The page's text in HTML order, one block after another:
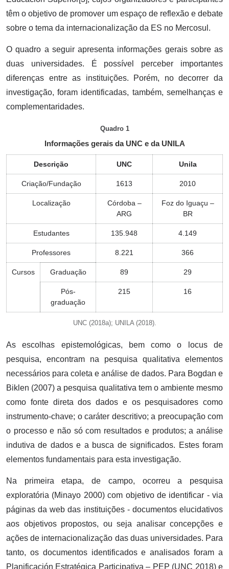
têm o objetivo de promover um espaço de reflexão e debate
sobre o tema da internacionalização da ES no Mercosul.
O quadro a seguir apresenta informações gerais sobre as
duas universidades. É possível perceber importantes
diferenças entre as instituições. Porém, no decorrer da
investigação, foram identificadas, também, semelhanças e
complementaridades.
Quadro 1
Informações gerais da UNC e da UNILA
Descrição UNC Unila
Criação/Fundação 1613 2010
Localização
Córdoba –
ARG
Foz do Iguaçu –
BR
Estudantes 135.948 4.149
Professores 8.221 366
Cursos Graduação 89 29
Pós-
graduação
215 16
UNC (2018a); UNILA (2018).
As escolhas epistemológicas, bem como o locus de
pesquisa, encontram na pesquisa qualitativa elementos
necessários para coleta e análise de dados. Para Bogdan e
Biklen (2007) a pesquisa qualitativa tem o ambiente mesmo
como fonte direta dos dados e os pesquisadores como
instrumento-chave; o caráter descritivo; a preocupação com
o processo e não só com resultados e produtos; a análise
indutiva de dados e a busca de significados. Estes foram
elementos fundamentais para esta investigação.
Na primeira etapa, de campo, ocorreu a pesquisa
exploratória (Minayo 2000) com objetivo de identificar - via
páginas da web das instituições - documentos elucidativos
aos objetivos propostos, ou seja analisar concepções e
ações de internacionalização das duas universidades. Para
tanto, os documentos identificados e analisados foram a
Planificación Estratégica Participativa – PEP (UNC 2018) e